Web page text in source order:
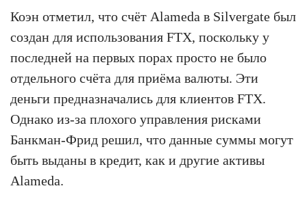
Коэн отметил, что счёт Alameda в Silvergate был
создан для использования FTX, поскольку у
последней на первых порах просто не было
отдельного счёта для приёма валюты. Эти
деньги предназначались для клиентов FTX.
Однако из-за плохого управления рисками
Банкман-Фрид решил, что данные суммы могут
быть выданы в кредит, как и другие активы
Alameda.